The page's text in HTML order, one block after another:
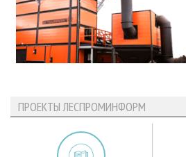
ПРОЕКТЫ ЛЕСПРОМИНФОРМ